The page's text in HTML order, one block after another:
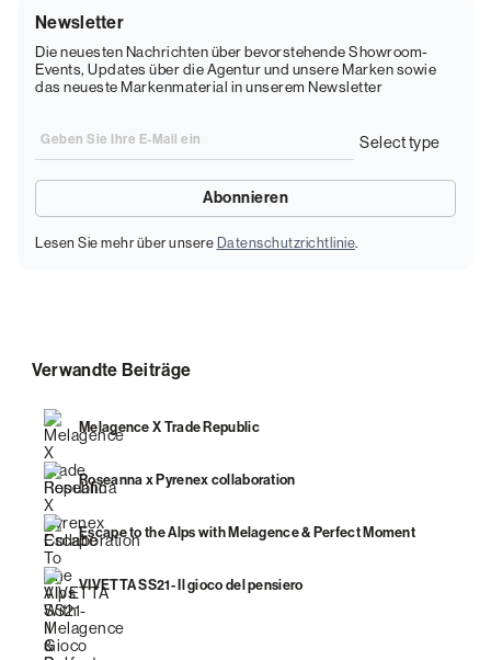
Newsletter
Die neuesten Nachrichten über bevorstehende Showroom-
Events, Updates über die Agentur und unsere Marken sowie
das neueste Markenmaterial in unserem Newsletter
Lesen Sie mehr über unsere Datenschutzrichtlinie.
Verwandte Beiträge
Melagence X Trade Republic
Roseanna x Pyrenex collaboration
Escape to the Alps with Melagence & Perfect Moment
VIVETTA SS21- Il gioco del pensiero